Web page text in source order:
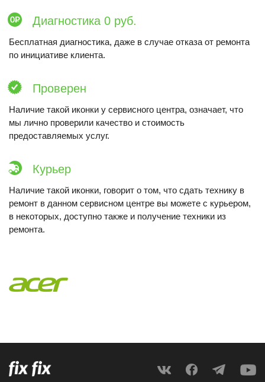
Диагностика 0 руб.
Бесплатная диагностика, даже в случае отказа от ремонта
по инициативе клиента.
Проверен
Наличие такой иконки у сервисного центра, означает, что
мы лично проверили качество и стоимость
предоставляемых услуг.
Курьер
Наличие такой иконки, говорит о том, что сдать технику в
ремонт в данном сервисном центре вы можете с курьером,
в некоторых, доступно также и получение техники из
ремонта.